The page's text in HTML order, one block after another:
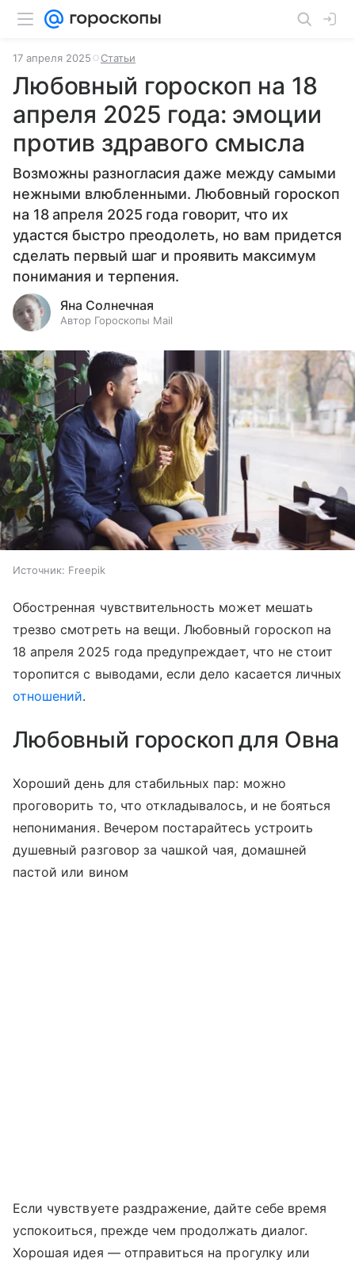
17 апреля 2025 Статьи
Любовный гороскоп на 18
апреля 2025 года: эмоции
против здравого смысла
Возможны разногласия даже между самыми
нежными влюбленными. Любовный гороскоп
на 18 апреля 2025 года говорит, что их
удастся быстро преодолеть, но вам придется
сделать первый шаг и проявить максимум
понимания и терпения.
Яна Солнечная
Автор Гороскопы Mail
Источник: Freepik
Обостренная чувствительность может мешать
трезво смотреть на вещи. Любовный гороскоп на
18 апреля 2025 года предупреждает, что не стоит
торопится с выводами, если дело касается личных
отношений.
Любовный гороскоп для Овна
Хороший день для стабильных пар: можно
проговорить то, что откладывалось, и не бояться
непонимания. Вечером постарайтесь устроить
душевный разговор за чашкой чая, домашней
пастой или вином
Если чувствуете раздражение, дайте себе время
успокоиться, прежде чем продолжать диалог.
Хорошая идея — отправиться на прогулку или